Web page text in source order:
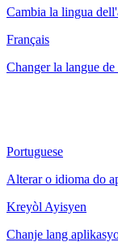
Cambia la lingua
Français
Changer la langue
Portuguese
Alterar o idioma do
Kreyòl Ayisyen
Chanje lang